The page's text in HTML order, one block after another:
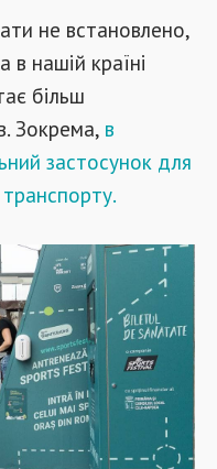
не встановлено,
нашій країні
більш
Зокрема, в
застосунок для